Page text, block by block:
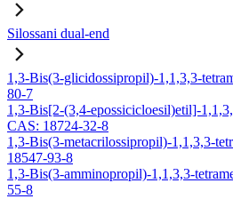
Silossani dual-end
1,3-Bis(3-glicidossipropil)-1,1,3,3-
80-7
1,3-Bis[2-(3,4-epossicicloesil)etil]-
CAS: 18724-32-8
1,3-Bis(3-metacrilossipropil)-1,1,3,3-
18547-93-8
1,3-Bis(3-amminopropil)-1,1,3,3-
55-8